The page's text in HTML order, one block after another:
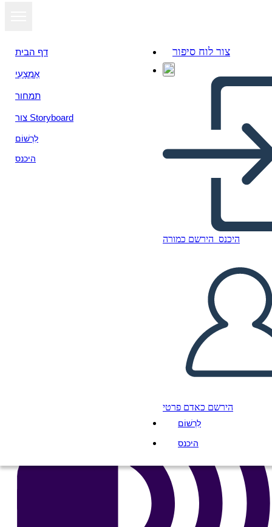
דף הבית
אֶמְצָעִי
תמחור
צור Storyboard
לִרְשׁוֹם
היכנס
צור לוח סיפור
היכנס הירשם כמורה
הירשם כאדם פרטי
לִרְשׁוֹם
היכנס
Póktérkép – 5